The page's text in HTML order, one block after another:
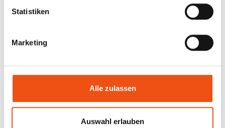
Statistiken
Marketing
Alle zulassen
Auswahl erlauben
KREATIVWIRTSCHAFT
Ebenso wie die musikwirtschaftlichen Teilbereiche
arbeiten auch die Verbände der
zusammen. So gibt es seit 2021 dieKoalition Kultur-
und Kreativwirtschaft in Deutschland (k3d)als ein
offenes Bündnis von führenden
privatwirtschaftlichen Interessen­vertretungen,
ebenfalls maßgeblich mitinitiiert vom BVMI. k3d
versteht sich als kompetentes Sprachrohr der